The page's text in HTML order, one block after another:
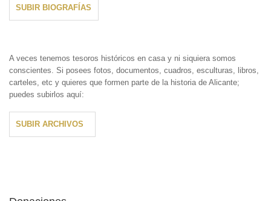
SUBIR BIOGRAFÍAS
A veces tenemos tesoros históricos en casa y ni siquiera somos
conscientes. Si posees fotos, documentos, cuadros, esculturas, libros,
carteles, etc y quieres que formen parte de la historia de Alicante;
puedes subirlos aquí:
SUBIR ARCHIVOS